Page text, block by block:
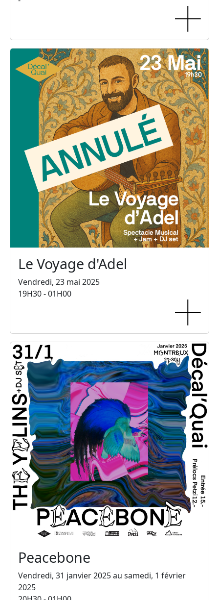
Le Voyage d'Adel
Vendredi, 23 mai 2025
19H30 - 01H00
Peacebone
Vendredi, 31 janvier 2025 au samedi, 1 février
2025